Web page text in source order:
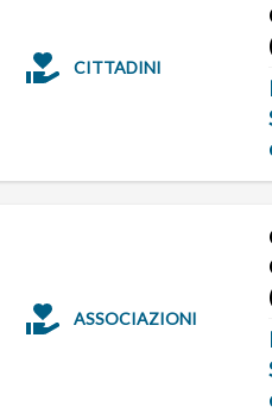
CITTADINI
ASSOCIAZIONI